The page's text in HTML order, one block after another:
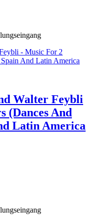
Walter Feybli
(Dances And
Latin America